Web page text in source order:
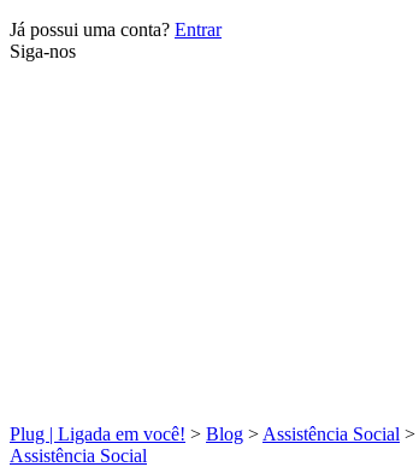
Já possui uma conta? Entrar
Siga-nos
Plug | Ligada em você! > Blog > Assistência Social >
Assistência Social